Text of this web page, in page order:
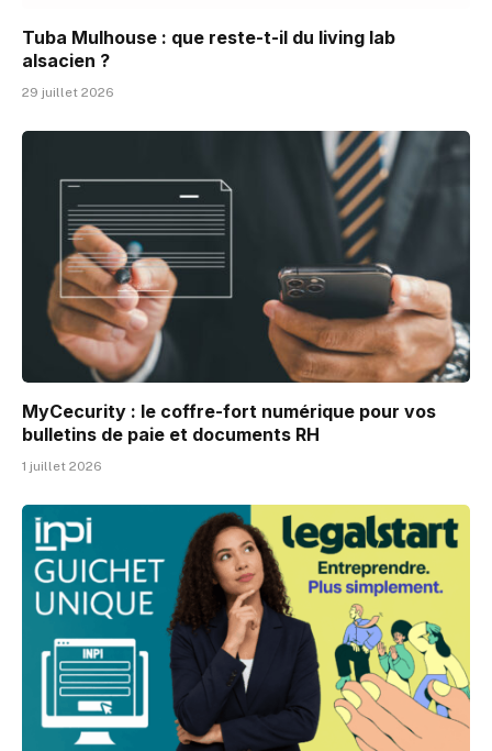
Tuba Mulhouse : que reste-t-il du living lab
alsacien ?
29 juillet 2026
MyCecurity : le coffre-fort numérique pour vos
bulletins de paie et documents RH
1 juillet 2026